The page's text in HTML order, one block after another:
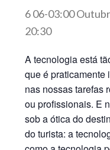
6 06-03:00
20:30
A tecnologia está
que é
nas nossas tarefas
ou profissionais. E
sob a ótica do
do turista: a